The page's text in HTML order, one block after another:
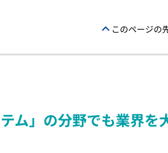
このページの
ム」の分野でも業界を